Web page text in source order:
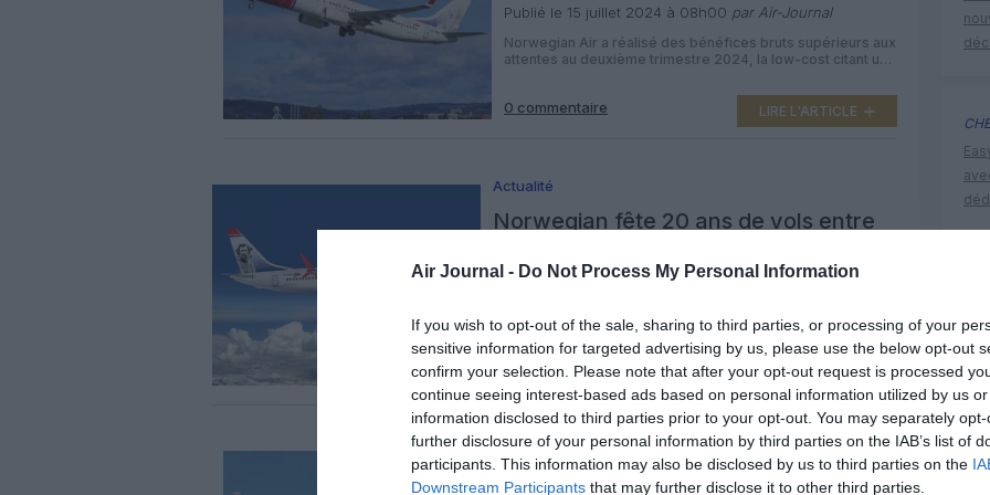
Air Journal - Do Not Process My Personal Information
If you wish to opt-out of the sale, sharing to third parties, or processing of your
sensitive information for targeted advertising by us, please use the below opt-out
confirm your selection. Please note that after your opt-out request is processed
continue seeing interest-based ads based on personal information utilized by us
information disclosed to third parties prior to your opt-out. You may separately
further disclosure of your personal information by third parties on the IAB’s list of
participants. This information may also be disclosed by us to third parties on the
Downstream Participants that may further disclose it to other third parties.
de pénurie d’avions
Publié le 15 juillet 2024 à 08h00 par Air-Journal
Norwegian Air a réalisé des bénéfices bruts supérieurs aux
attentes au deuxième trimestre 2024, la low-cost citant une
Elle a enregistré un résultat opérationnel (Ebit) de 593
millions de couronnes norvégiennes (50,90 millions
d’euros) pour le trimestre, au dessus des attentes des
0 commentaire LIRE L'ARTICLE
Actualité
Norwegian fête 20 ans de vols entre
Publié le 3 avril 2024 à 14h00par Ricardo Moraes
destination de l’Italie a décollé d’Oslo à 16h20 avec 144
passagers à bord à destination de Pise. Depuis lors,
Norwegian a transporté plus de 3,5 millions de passagers
entre la Norvège et l’Italie.Des villes historiques et
animées, des plages magnifiques, des lacs magnifiques et
[…]
0 commentaire LIRE L'ARTICLE
Actualité
Norwegian finalise le rachat de